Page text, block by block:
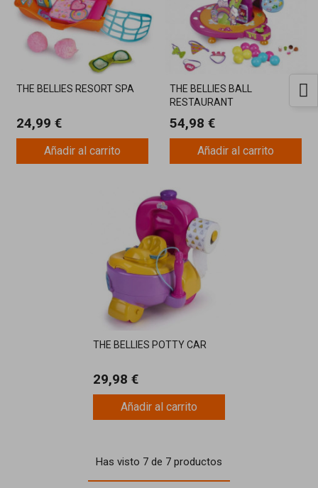
THE BELLIES RESORT SPA
24,99 €
Añadir al carrito
THE BELLIES BALL
RESTAURANT
54,98 €
Añadir al carrito
THE BELLIES POTTY CAR
29,98 €
Añadir al carrito
Has visto 7 de 7 productos